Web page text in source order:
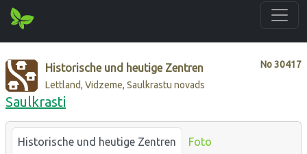
No30417
Historische und heutige Zentren
Lettland, Vidzeme, Saulkrastu novads
Saulkrasti
Historische und heutige Zentren Foto